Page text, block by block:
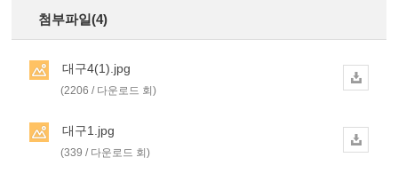
첨부파일(4)
대구4(1).jpg
(2206 / 다운로드 회)
대구1.jpg
(339 / 다운로드 회)